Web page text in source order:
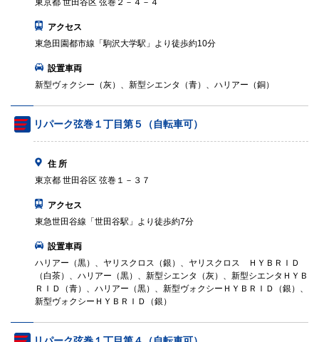
東京都 世田谷区 弦巻２－４－４
アクセス
東急田園都市線「駒沢大学駅」より徒歩約10分
設置車両
新型ヴォクシー（灰）、新型シエンタ（青）、ハリアー（銅）
リパーク弦巻１丁目第５（自転車可）
住 所
東京都 世田谷区 弦巻１－３７
アクセス
東急世田谷線「世田谷駅」より徒歩約7分
設置車両
ハリアー（黒）、ヤリスクロス（銀）、ヤリスクロス ＨＹＢＲＩＤ
（白茶）、ハリアー（黒）、新型シエンタ（灰）、新型シエンタＨＹＢ
ＲＩＤ（青）、ハリアー（黒）、新型ヴォクシーＨＹＢＲＩＤ（銀）、
新型ヴォクシーＨＹＢＲＩＤ（銀）